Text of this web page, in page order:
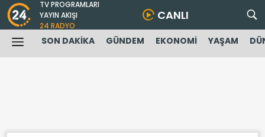
TV PROGRAMLARI
YAYIN AKIŞI
24 RADYO
CANLI
SON DAKİKA GÜNDEM EKONOMİ YAŞAM